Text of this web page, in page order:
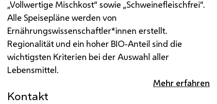
„Vollwertige Mischkost“ sowie „Schweinefleischfrei“.
Alle Speisepläne werden von
Ernährungswissenschaftler*innen erstellt.
Regionalität und ein hoher BIO-Anteil sind die
wichtigsten Kriterien bei der Auswahl aller
Lebensmittel.
Mehr erfahren
Kontakt